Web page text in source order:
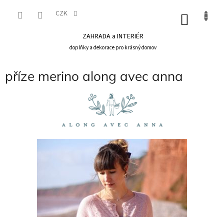
CZK
ZAHRADA a INTERIÉR
doplňky a dekorace pro krásný domov
příze merino along avec anna